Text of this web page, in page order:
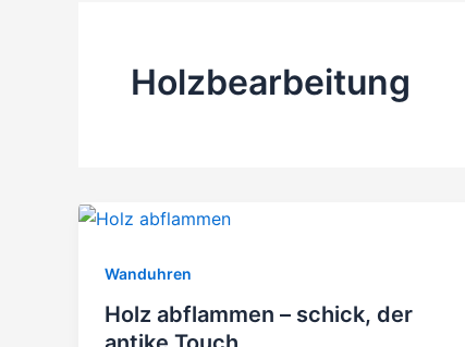
Holzbearbeitung
Wanduhren
Holz abflammen – schick, der